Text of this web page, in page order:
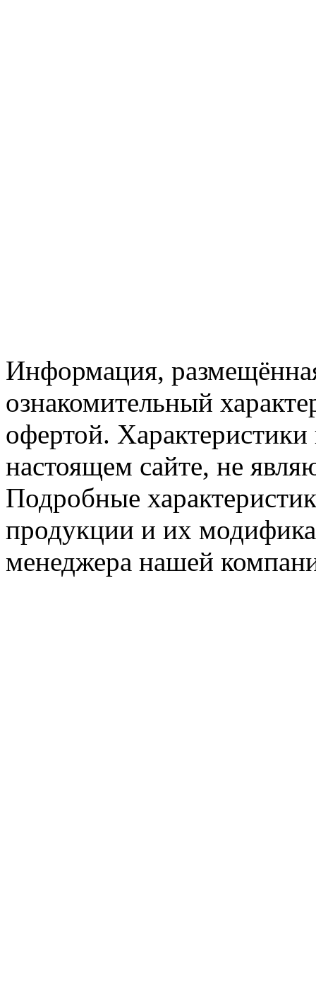
Информация,
ознакомительный
офертой.
настоящем сайте, не
Подробные
продукции и их
менеджера нашей